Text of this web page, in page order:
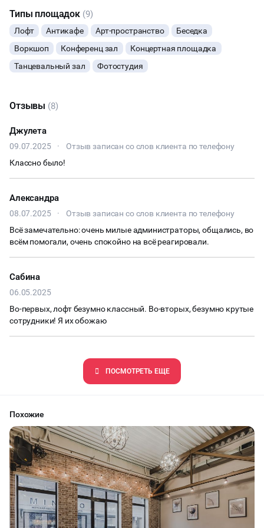
Типы площадок (9)
Лофт Антикафе Арт-пространство
Беседка
Воркшоп
Конференц зал
Концертная площадка
Танцевальный зал
Фотостудия
Отзывы (8)
Джулета
09.07.2025 ·
Отзыв записан со слов клиента по телефону
Классно было!
Александра
08.07.2025 ·
Отзыв записан со слов клиента по телефону
Всё замечательно: очень милые администраторы, общались, во
всём помогали, очень спокойно на всё реагировали.
Сабина
06.05.2025
Во-первых, лофт безумно классный. Во-вторых, безумно крутые
сотрудники! Я их обожаю
ПОCМОТРЕТЬ ЕЩЕ
КУЛИНАРНЫЙ МАСТЕР-КЛАСС
ФУРШЕТЫ
ДЕГУСТАЦИИ
ТИМБИЛДИНГ
Похожие